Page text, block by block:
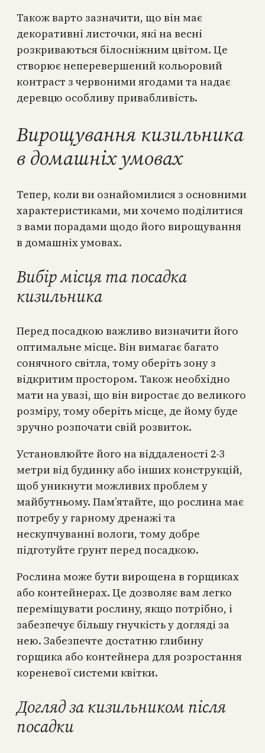
Також варто зазначити, що він має
декоративні листочки, які на весні
розкриваються білосніжним цвітом. Це
створює неперевершений кольоровий
контраст з червоними ягодами та надає
деревцю особливу привабливість.
Вирощування кизильника
в домашніх умовах
Тепер, коли ви ознайомилися з основними
характеристиками, ми хочемо поділитися
з вами порадами щодо його вирощування
в домашніх умовах.
Вибір місця та посадка
кизильника
Перед посадкою важливо визначити його
оптимальне місце. Він вимагає багато
сонячного світла, тому оберіть зону з
відкритим простором. Також необхідно
мати на увазі, що він виростає до великого
розміру, тому оберіть місце, де йому буде
зручно розпочати свій розвиток.
Установлюйте його на віддаленості 2-3
метри від будинку або інших конструкцій,
щоб уникнути можливих проблем у
майбутньому. Пам’ятайте, що рослина має
потребу у гарному дренажі та
нескупчуванні вологи, тому добре
підготуйте ґрунт перед посадкою.
Рослина може бути вирощена в горщиках
або контейнерах. Це дозволяє вам легко
переміщувати рослину, якщо потрібно, і
забезпечує більшу гнучкість у догляді за
нею. Забезпечте достатню глибину
горщика або контейнера для розростання
кореневої системи квітки.
Догляд за кизильником після
посадки